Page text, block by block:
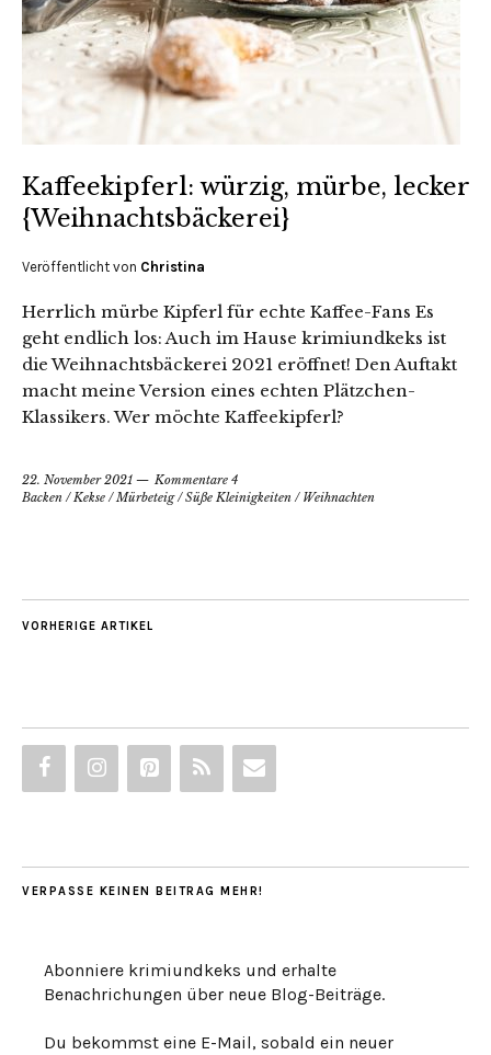
Kaffeekipferl: würzig, mürbe, lecker
{Weihnachtsbäckerei}
Veröffentlicht von Christina
Herrlich mürbe Kipferl für echte Kaffee-Fans Es
geht endlich los: Auch im Hause krimiundkeks ist
die Weihnachtsbäckerei 2021 eröffnet! Den Auftakt
macht meine Version eines echten Plätzchen-
Klassikers. Wer möchte Kaffeekipferl?
22. November 2021
Kommentare 4
Backen /Kekse /Mürbeteig/Süße Kleinigkeiten / Weihnachten
VORHERIGE ARTIKEL
VERPASSE KEINEN BEITRAG MEHR!
Abonniere krimiundkeks und erhalte
Benachrichungen über neue Blog-Beiträge.
Du bekommst eine E-Mail, sobald ein neuer